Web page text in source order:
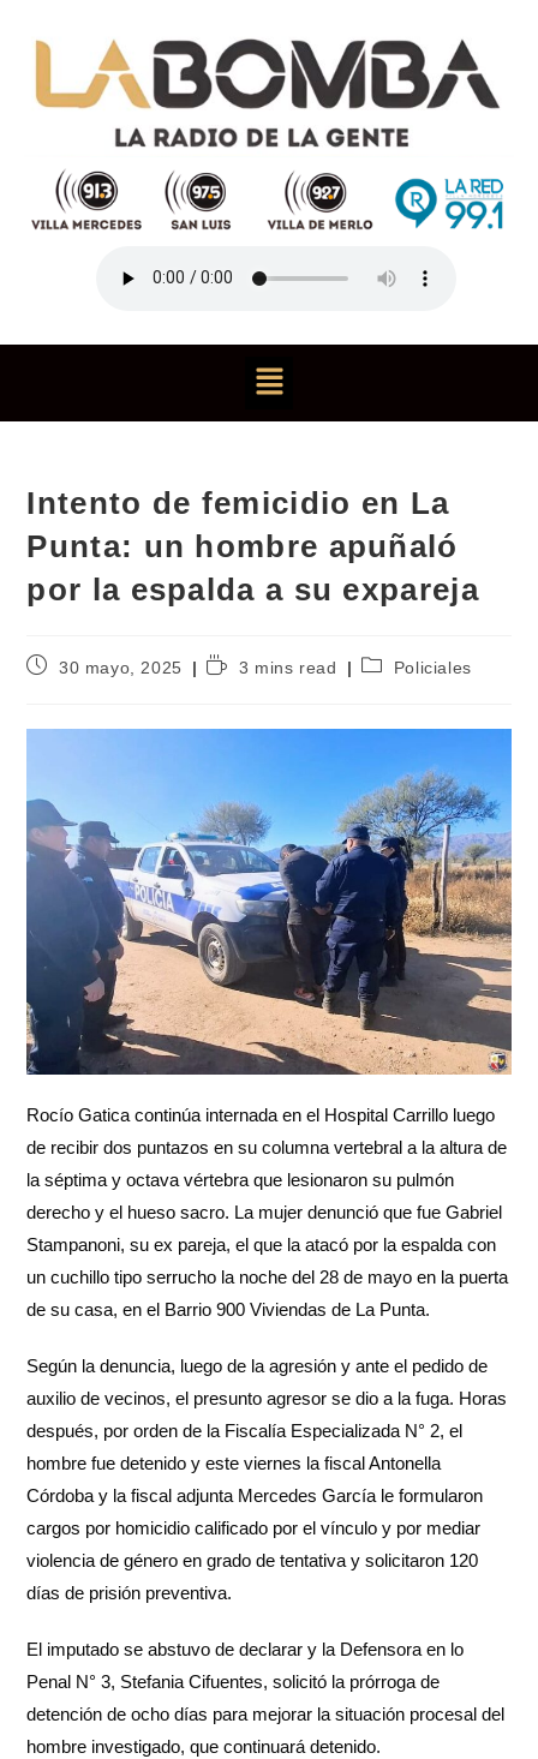
Intento de femicidio en La
Punta: un hombre apuñaló
por la espalda a su expareja
30 mayo, 2025 3 mins read Policiales
Rocío Gatica continúa internada en el Hospital Carrillo luego
de recibir dos puntazos en su columna vertebral a la altura de
la séptima y octava vértebra que lesionaron su pulmón
derecho y el hueso sacro. La mujer denunció que fue Gabriel
Stampanoni, su ex pareja, el que la atacó por la espalda con
un cuchillo tipo serrucho la noche del 28 de mayo en la puerta
de su casa, en el Barrio 900 Viviendas de La Punta.
Según la denuncia, luego de la agresión y ante el pedido de
auxilio de vecinos, el presunto agresor se dio a la fuga. Horas
después, por orden de la Fiscalía Especializada N° 2, el
hombre fue detenido y este viernes la fiscal Antonella
Córdoba y la fiscal adjunta Mercedes García le formularon
cargos por homicidio calificado por el vínculo y por mediar
violencia de género en grado de tentativa y solicitaron 120
días de prisión preventiva.
El imputado se abstuvo de declarar y la Defensora en lo
Penal N° 3, Stefania Cifuentes, solicitó la prórroga de
detención de ocho días para mejorar la situación procesal del
hombre investigado, que continuará detenido.